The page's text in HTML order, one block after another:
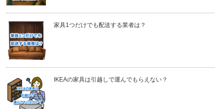
家具1つだけでも配送する業者は？
IKEAの家具は引越しで運んでもらえない？